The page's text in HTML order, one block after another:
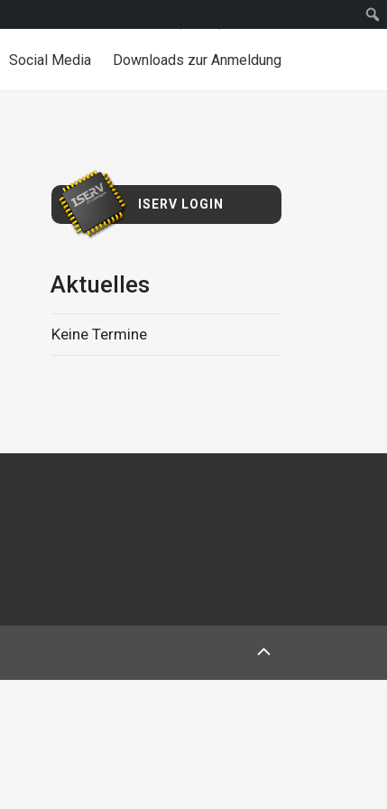
Social Media Downloads zur Anmeldung
ISERV LOGIN
Aktuelles
Keine Termine